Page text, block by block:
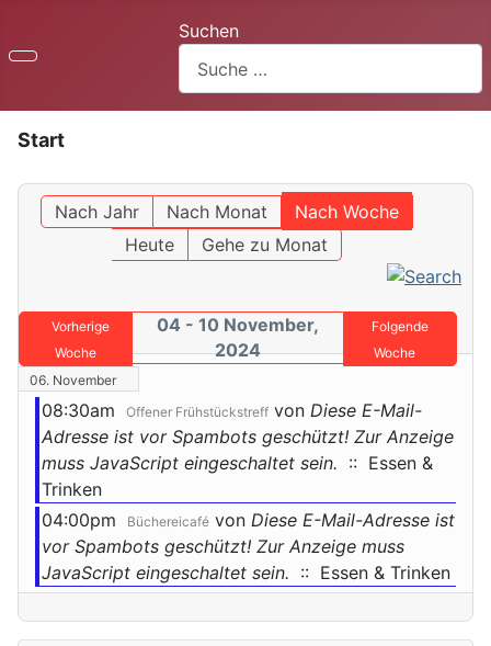
Suchen
Start
Nach Jahr Nach Monat
Nach Woche
Heute
Gehe zu Monat
Vorherige
Woche
04 - 10 November,
2024
Folgende
Woche
06. November
08:30am Offener Frühstückstreff von Diese E-Mail-
Adresse ist vor Spambots geschützt! Zur Anzeige
muss JavaScript eingeschaltet sein. :: Essen &
Trinken
04:00pm
Büchereicafé von Diese E-Mail-Adresse ist
vor Spambots geschützt! Zur Anzeige muss
JavaScript eingeschaltet sein. :: Essen & Trinken